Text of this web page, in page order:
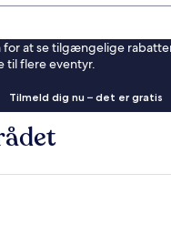
for at se tilgængelige
til flere eventyr.
Tilmeld dig nu – det er gratis